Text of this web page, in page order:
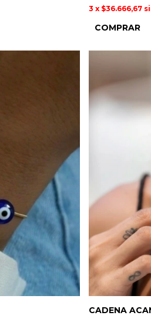
3 x $36.666,67
COMPRAR
CADENA